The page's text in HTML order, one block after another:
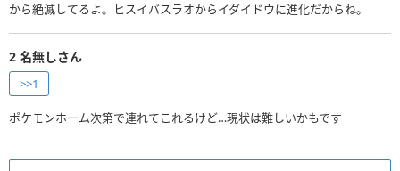
から絶滅してるよ。ヒスイバスラオからイダイドウに進化だからね。
2 名無しさん
>>1
ポケモンホーム次第で連れてこれるけど…現状は難しいかもです